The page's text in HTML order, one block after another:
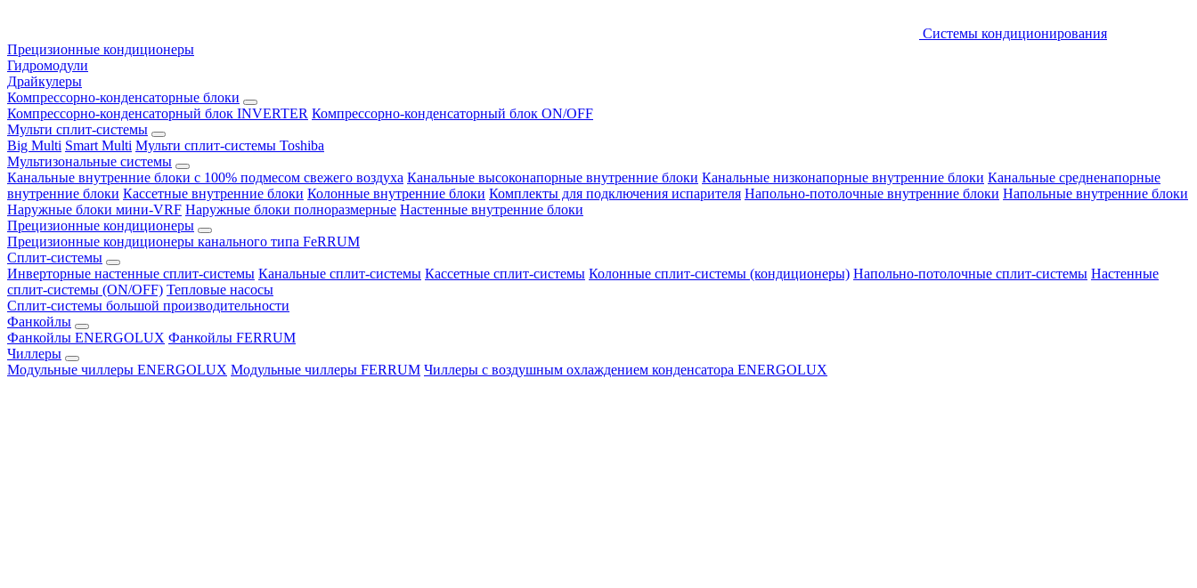
Системы кондиционирования
Прецизионные кондиционеры
Гидромодули
Драйкулеры
Компрессорно-конденсаторные блоки
Компрессорно-конденсаторный блок INVERTER Компрессорно-конденсаторный блок ON/OFF
Мульти сплит-системы
Big Multi Smart Multi Мульти сплит-системы Toshiba
Мультизональные системы
Канальные внутренние блоки с 100% подмесом свежего воздуха Канальные высоконапорные внутренние блоки Канальные низконапорные внутренние блоки Канальные средненапорные
внутренние блоки Кассетные внутренние блоки Колонные внутренние блоки Комплекты для подключения испарителя Напольно-потолочные внутренние блоки Напольные внутренние блоки
Наружные блоки мини-VRF Наружные блоки полноразмерные Настенные внутренние блоки
Прецизионные кондиционеры
Прецизионные кондиционеры канального типа FeRRUM
Сплит-системы
Инверторные настенные сплит-системы Канальные сплит-системы Кассетные сплит-системы Колонные сплит-системы (кондиционеры) Напольно-потолочные сплит-системы Настенные
сплит-системы (ON/OFF) Тепловые насосы
Сплит-системы большой производительности
Фанкойлы
Фанкойлы ENERGOLUX Фанкойлы FERRUM
Чиллеры
Модульные чиллеры ENERGOLUX Модульные чиллеры FERRUM Чиллеры с воздушным охлаждением конденсатора ENERGOLUX